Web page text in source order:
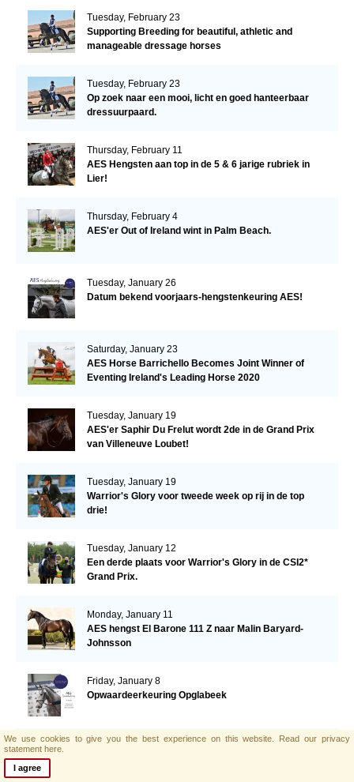
Tuesday, February 23
Supporting Breeding for beautiful, athletic and
manageable dressage horses
Tuesday, February 23
Op zoek naar een mooi, licht en goed hanteerbaar
dressuurpaard.
Thursday, February 11
AES Hengsten aan top in de 5 & 6 jarige rubriek in
Lier!
Thursday, February 4
AES'er Out of Ireland wint in Palm Beach.
Tuesday, January 26
Datum bekend voorjaars-hengstenkeuring AES!
Saturday, January 23
AES Horse Barrichello Becomes Joint Winner of
Eventing Ireland's Leading Horse 2020
Tuesday, January 19
AES'er Saphir Du Frelut wordt 2de in de Grand Prix
van Villeneuve Loubet!
Tuesday, January 19
Warrior's Glory voor tweede week op rij in de top
drie!
Tuesday, January 12
Een derde plaats voor Warrior's Glory in de CSI2*
Grand Prix.
Monday, January 11
AES hengst El Barone 111 Z naar Malin Baryard-
Johnsson
Friday, January 8
Opwaardeerkeuring Opglabeek
We use cookies to give you the best experience on this website. Read our privacy
statement here.
I agree